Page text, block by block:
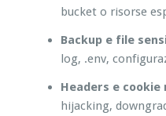
bucket o risorse
Backup e file
log, .env,
Headers e cookie
hijacking,